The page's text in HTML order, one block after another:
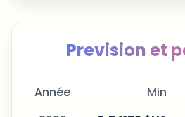
Prevision et
Année Min